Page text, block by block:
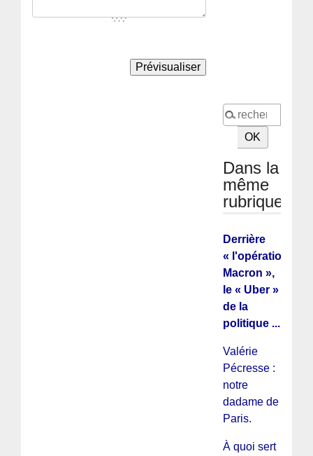
Dans la
même
rubrique
Derrière
« l'opération
Macron »,
le « Uber »
de la
politique ...
Valérie
Pécresse :
notre
dadame de
Paris.
À quoi sert